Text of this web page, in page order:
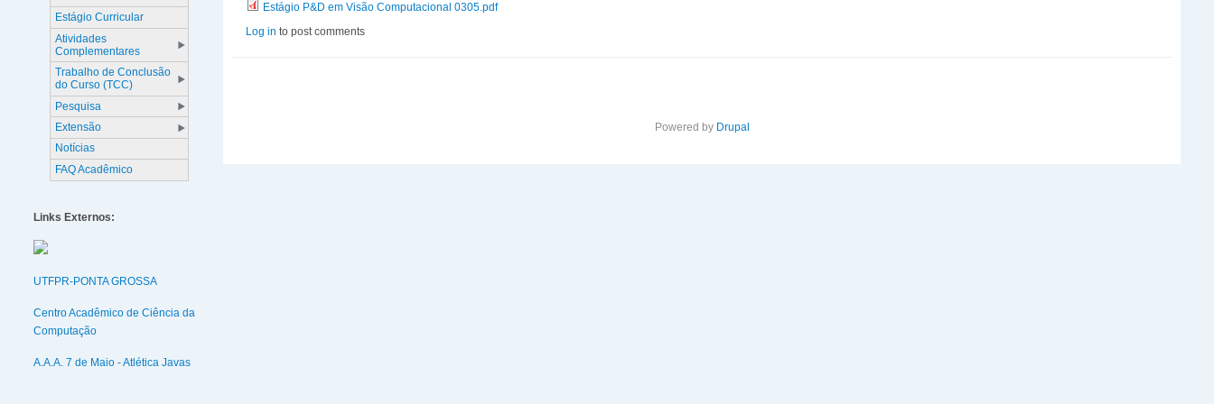
Estágio Curricular
Atividades
Complementares
Trabalho de Conclusão
do Curso (TCC)
Pesquisa
Extensão
Notícias
FAQ Acadêmico
Links Externos:
UTFPR-PONTA GROSSA
Centro Acadêmico de Ciência da
Computação
A.A.A. 7 de Maio - Atlética Javas
Estágio P&D em Visão Computacional 0305.pdf
Log in to post comments
Powered by Drupal